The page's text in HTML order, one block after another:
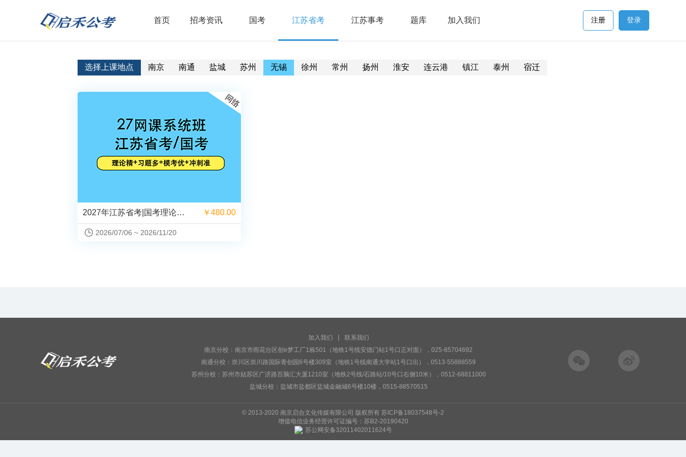
首页 招考资讯 国考 江苏省考 江苏事考 题库 加入我们 注册 登录
选择上课地点 南京 南通 盐城 苏州 无锡 徐州 常州 扬州 淮安 连云港 镇江 泰州 宿迁
2027年江苏省考|国考理论精讲+刷题网课(含讲义邮寄) ￥480.00
2026/07/06 ~ 2026/11/20
加入我们 |
联系我们
南京分校：南京市雨花台区创e梦工厂1栋501（地铁1号线安德门站1号口正对面），025-85704692
南通分校：崇川区崇川路国际青创园6号楼309室（地铁1号线南通大学站1号口出），0513-55888559
苏州分校：苏州市姑苏区广济路百脑汇大厦1210室（地铁2号线/石路站/10号口右侧10米），0512-68811000
盐城分校：盐城市盐都区盐城金融城6号楼10楼，0515-88570515
© 2013-2020 南京启合文化传媒有限公司 版权所有 苏ICP备18037548号-2
增值电信业务经营许可证编号：苏B2-20190420
苏公网安备32011402011624号